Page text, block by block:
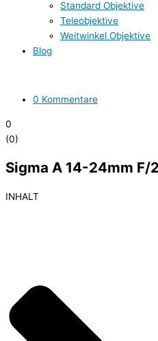
Standard Objektive
Teleobjektive
Weitwinkel Objektive
Blog
0 Kommentare
0
(0)
Sigma A 14-24mm F/
INHALT